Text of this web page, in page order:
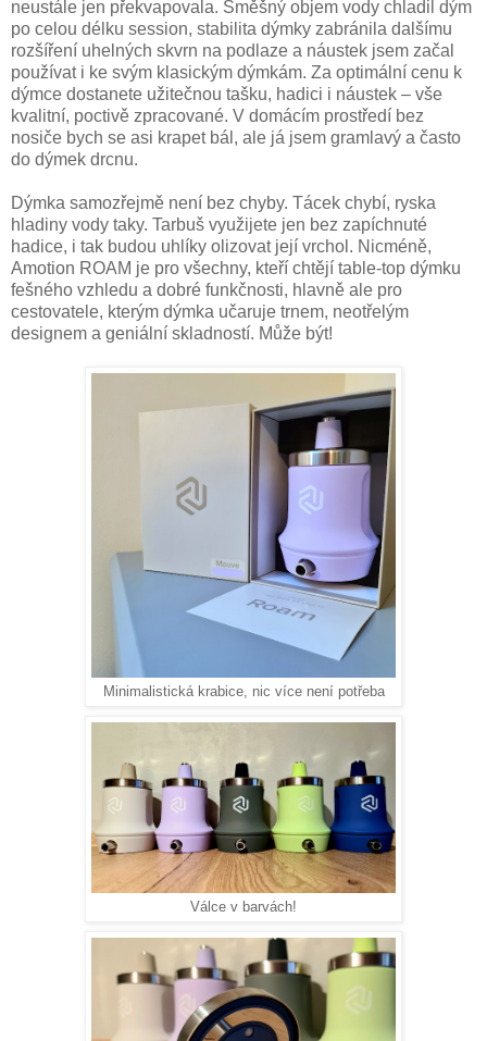
neustále jen překvapovala. Směšný objem vody chladil dým
po celou délku session, stabilita dýmky zabránila dalšímu
rozšíření uhelných skvrn na podlaze a náustek jsem začal
používat i ke svým klasickým dýmkám. Za optimální cenu k
dýmce dostanete užitečnou tašku, hadici i náustek – vše
kvalitní, poctivě zpracované. V domácím prostředí bez
nosiče bych se asi krapet bál, ale já jsem gramlavý a často
do dýmek drcnu.
Dýmka samozřejmě není bez chyby. Tácek chybí, ryska
hladiny vody taky. Tarbuš využijete jen bez zapíchnuté
hadice, i tak budou uhlíky olizovat její vrchol. Nicméně,
Amotion ROAM je pro všechny, kteří chtějí table-top dýmku
fešného vzhledu a dobré funkčnosti, hlavně ale pro
cestovatele, kterým dýmka učaruje trnem, neotřelým
designem a geniální skladností. Může být!
Minimalistická krabice, nic více není potřeba
Válce v barvách!